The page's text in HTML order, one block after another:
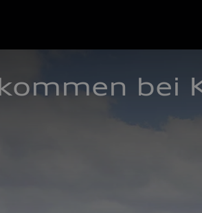
bei